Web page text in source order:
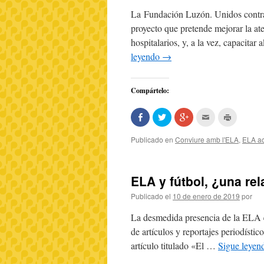
La Fundación Luzón. Unidos
proyecto que pretende mejorar la
hospitalarios, y, a la vez,
leyendo →
Compártelo:
Comparte
en
Facebook
(Se
abre
Haz
clic
para
compartir
en
una
ventana
nueva)
Haz
clic
compartir
en
una
ventana
nueva)
enviar
por
amigo
(Se
abre
en
ventana
nueva)
imprimir
(Se
nueva)
Publicado en Conviure amb l'ELA, ELA
ELA y fútbol, ¿una
Publicado el 10 de enero de 2019 por
La desmedida presencia de la
de artículos y reportajes
artículo titulado «El … Sigue